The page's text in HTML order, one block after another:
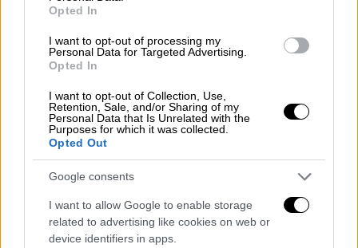
Opted In
I want to opt-out of processing my
Personal Data for Targeted Advertising.
Opted In
I want to opt-out of Collection, Use,
Retention, Sale, and/or Sharing of my
Personal Data that Is Unrelated with the
Purposes for which it was collected.
Opted Out
Google consents
I want to allow Google to enable storage
related to advertising like cookies on web or
device identifiers in apps.
Η μάχη της διαδοχής
δεδομένα, οΕυκλείδης Τσακαλώτος
δεν
πρόκειται να είναι υποψήφιος καθώς θα
συνταχθεί με την πρόσκληση του
Τσίπραγια «χώρο στους νεότερους».
Όπως γίνεται αντιληπτό δύο ονόματα είναι
αυτή τη στιγμή στο επίκεντρο.Έφη
ΑχτσιόγλουκαιΑλέξης Χαρίτσης